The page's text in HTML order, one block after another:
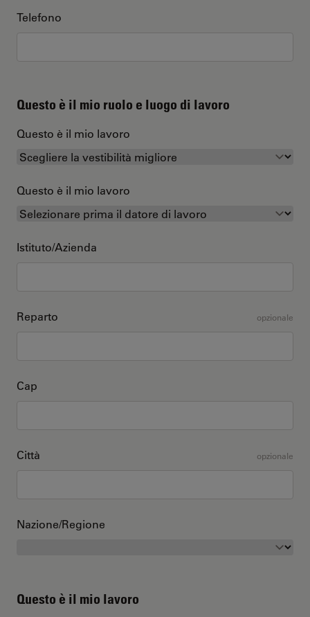
Telefono
Questo è il mio ruolo e luogo di lavoro
Questo è il mio lavoro
Questo è il mio lavoro
Istituto/Azienda
Reparto opzionale
Cap
Città opzionale
Nazione/Regione
Questo è il mio lavoro